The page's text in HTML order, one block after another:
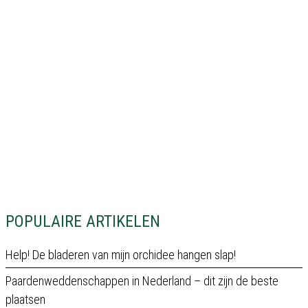
POPULAIRE ARTIKELEN
Help! De bladeren van mijn orchidee hangen slap!
Paardenweddenschappen in Nederland – dit zijn de beste
plaatsen